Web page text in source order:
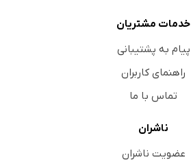
خدمات مشتریان
پیام به پشتیبانی
راهنمای کاربران
تماس با ما
ناشران
عضویت ناشران